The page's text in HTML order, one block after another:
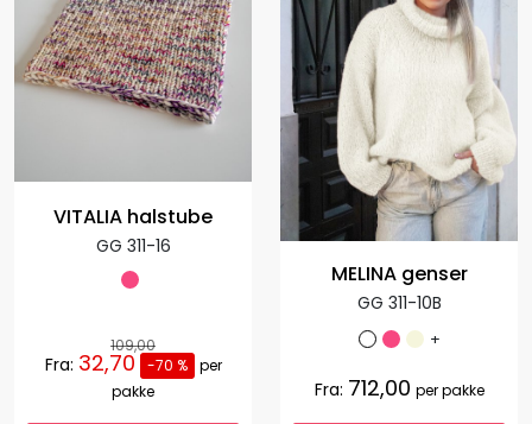
VITALIA halstube
GG 311-16
109,00
Fra: 32,70 -70 %
per
pakke
MELINA genser
GG 311-10B
+
Fra: 712,00 per pakke